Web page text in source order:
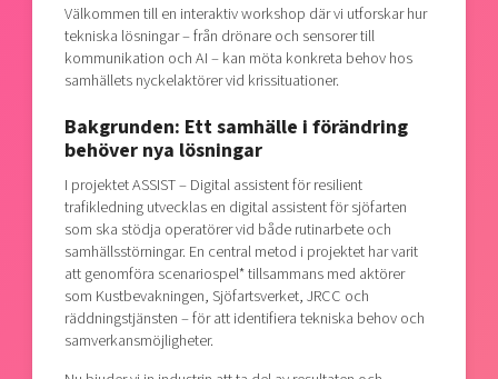
Välkommen till en interaktiv workshop där vi utforskar hur
tekniska lösningar – från drönare och sensorer till
kommunikation och AI – kan möta konkreta behov hos
samhällets nyckelaktörer vid krissituationer.
Bakgrunden: Ett samhälle i förändring
behöver nya lösningar
I projektet ASSIST – Digital assistent för resilient
trafikledning utvecklas en digital assistent för sjöfarten
som ska stödja operatörer vid både rutinarbete och
samhällsstörningar. En central metod i projektet har varit
att genomföra scenariospel* tillsammans med aktörer
som Kustbevakningen, Sjöfartsverket, JRCC och
räddningstjänsten – för att identifiera tekniska behov och
samverkansmöjligheter.